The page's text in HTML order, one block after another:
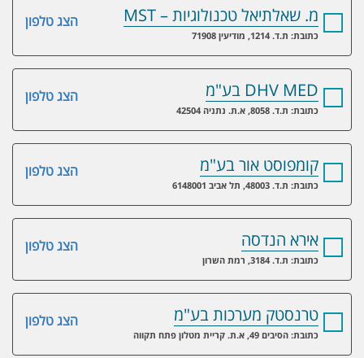
הצג טלפון מ. שאלתיאל טכנולוגיות – MST
כתובת: ת.ד. 1214, מודיעין 71908
הצג טלפון DHV MED בע"מ
כתובת: ת.ד. 8058, א.ת. נתניה 42504
הצג טלפון קומפוסט אור בע"מ
כתובת: ת.ד. 48003, תל אביב 6148001
הצג טלפון אירא הנדסה
כתובת: ת.ד. 3184, רמת השרון
הצג טלפון טרנסטק מערכות בע"מ
כתובת: הסיבים 49, א.ת. קריית מטלון פתח תקווה